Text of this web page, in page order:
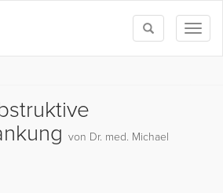
Toggle
search
von Dr. med. Michael